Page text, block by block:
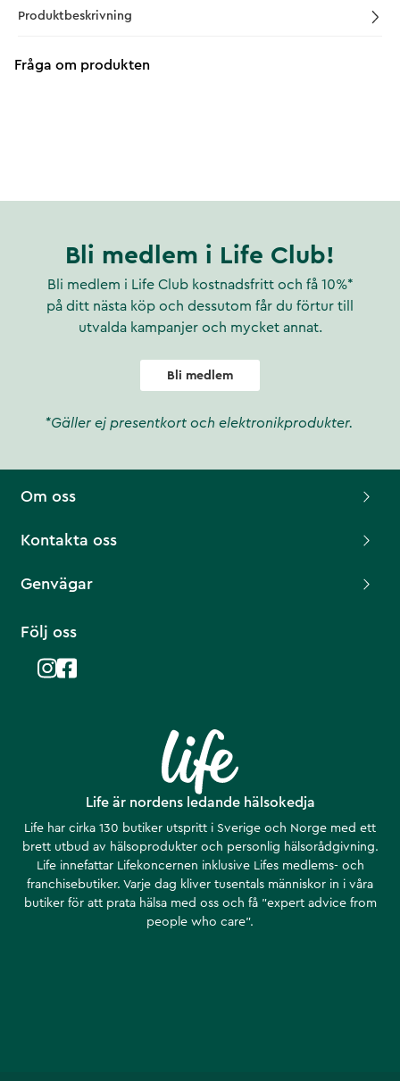
Produktbeskrivning
Fråga om produkten
Bli medlem i Life Club!
Bli medlem i Life Club kostnadsfritt och få 10%*
på ditt nästa köp och dessutom får du förtur till
utvalda kampanjer och mycket annat.
Bli medlem
*Gäller ej presentkort och elektronikprodukter.
Life är nordens ledande hälsokedja
Life har cirka 130 butiker utspritt i Sverige och Norge med ett
brett utbud av hälsoprodukter och personlig hälsorådgivning.
Life innefattar Lifekoncernen inklusive Lifes medlems- och
franchisebutiker. Varje dag kliver tusentals människor in i våra
butiker för att prata hälsa med oss och få ”expert advice from
people who care”.
Om oss
Kontakta oss
Genvägar
Följ oss